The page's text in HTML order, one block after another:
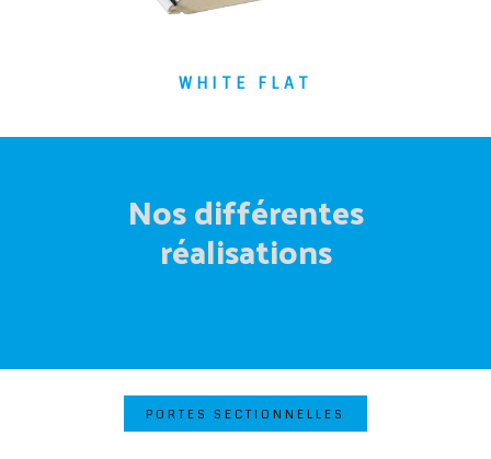
WHITE FLAT
Nos différentes
réalisations
PORTES SECTIONNELLES